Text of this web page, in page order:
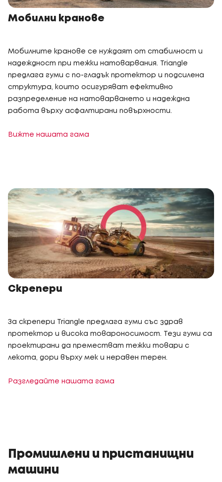
Мобилни кранове
Мобилните кранове се нуждаят от стабилност и
надеждност при тежки натоварвания. Triangle
предлага гуми с по-гладък протектор и подсилена
структура, които осигуряват ефективно
разпределение на натоварването и надеждна
работа върху асфалтирани повърхности.
Вижте нашата гама
Скрепери
За скрепери Triangle предлага гуми със здрав
протектор и висока товароносимост. Тези гуми са
проектирани да преместват тежки товари с
лекота, дори върху мек и неравен терен.
Разгледайте нашата гама
Промишлени и пристанищни
машини